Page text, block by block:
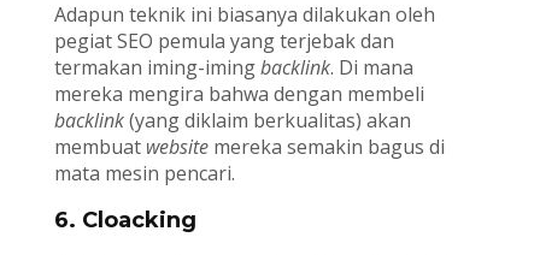
Adapun teknik ini biasanya dilakukan oleh
pegiat SEO pemula yang terjebak dan
termakan iming-imingbacklink. Di mana
mereka mengira bahwa dengan membeli
backlink(yang diklaim berkualitas) akan
membuat websitemereka semakin bagus di
mata mesin pencari.
6. Cloacking